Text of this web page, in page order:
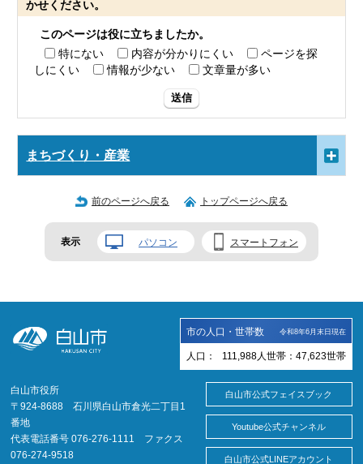
かせください。
このページは役に立ちましたか。
特にない
内容が分かりにくい
ページを探
しにくい
情報が少ない 文章量が多い
送信
まちづくり・産業
前のページへ戻る トップページへ戻る
表示 パソコン スマートフォン
市の人口・世帯数 令和8年6月末日現在
人口： 111,988 人 世帯： 47,623世帯
白山市役所
〒924-8688 石川県白山市倉光二丁目1
番地
代表電話番号 076-276-1111 ファクス
076-274-9518
白山市公式フェイスブック
Youtube公式チャンネル
白山市公式LINEアカウント